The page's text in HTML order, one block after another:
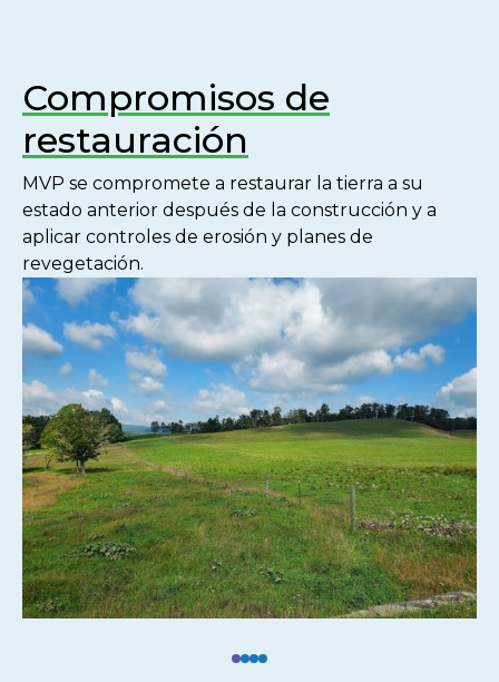
Compromisos de
restauración
MVP se compromete a restaurar la tierra a su
estado anterior después de la construcción y a
aplicar controles de erosión y planes de
revegetación.